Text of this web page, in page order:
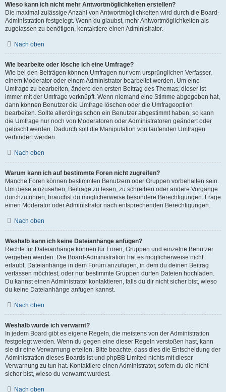
Wieso kann ich nicht mehr Antwortmöglichkeiten erstellen?
Die maximal zulässige Anzahl von Antwortmöglichkeiten wird durch die Board-
Administration festgelegt. Wenn du glaubst, mehr Antwortmöglichkeiten als
zugelassen zu benötigen, kontaktiere einen Administrator.
Nach oben
Wie bearbeite oder lösche ich eine Umfrage?
Wie bei den Beiträgen können Umfragen nur vom ursprünglichen Verfasser,
einem Moderator oder einem Administrator bearbeitet werden. Um eine
Umfrage zu bearbeiten, ändere den ersten Beitrag des Themas; dieser ist
immer mit der Umfrage verknüpft. Wenn niemand eine Stimme abgegeben hat,
dann können Benutzer die Umfrage löschen oder die Umfrageoption
bearbeiten. Sollte allerdings schon ein Benutzer abgestimmt haben, so kann
die Umfrage nur noch von Moderatoren oder Administratoren geändert oder
gelöscht werden. Dadurch soll die Manipulation von laufenden Umfragen
verhindert werden.
Nach oben
Warum kann ich auf bestimmte Foren nicht zugreifen?
Manche Foren können bestimmten Benutzern oder Gruppen vorbehalten sein.
Um diese einzusehen, Beiträge zu lesen, zu schreiben oder andere Vorgänge
durchzuführen, brauchst du möglicherweise besondere Berechtigungen. Frage
einen Moderator oder Administrator nach entsprechenden Berechtigungen.
Nach oben
Weshalb kann ich keine Dateianhänge anfügen?
Rechte für Dateianhänge können für Foren, Gruppen und einzelne Benutzer
vergeben werden. Die Board-Administration hat es möglicherweise nicht
erlaubt, Dateianhänge in dem Forum anzufügen, in dem du deinen Beitrag
verfassen möchtest, oder nur bestimmte Gruppen dürfen Dateien hochladen.
Du kannst einen Administrator kontaktieren, falls du dir nicht sicher bist, wieso
du keine Dateianhänge anfügen kannst.
Nach oben
Weshalb wurde ich verwarnt?
In jedem Board gibt es eigene Regeln, die meistens von der Administration
festgelegt werden. Wenn du gegen eine dieser Regeln verstoßen hast, kann
sie dir eine Verwarnung erteilen. Bitte beachte, dass dies die Entscheidung der
Administration dieses Boards ist und phpBB Limited nichts mit dieser
Verwarnung zu tun hat. Kontaktiere einen Administrator, sofern du die nicht
sicher bist, wieso du verwarnt wurdest.
Nach oben